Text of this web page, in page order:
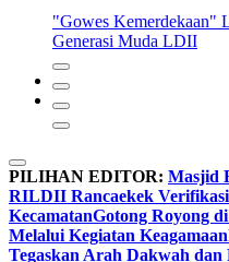
"Gowes Kemerdekaan"
Generasi Muda LDII
PILIHAN EDITOR: Masjid
RILDII Rancaekek
KecamatanGotong Royong
Melalui Kegiatan Keagamaan
Tegaskan Arah Dakwah dan